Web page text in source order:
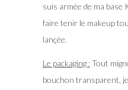
suis armée de ma base
faire tenir le makeup
lançée.
Le packaging :Tout
bouchon transparent,